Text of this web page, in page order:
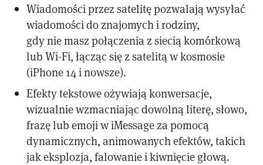
Wiadomości przez satelitę pozwalają wysyłać
wiadomości do znajomych i rodziny,
gdy nie masz połączenia z siecią komórkową
lub Wi-Fi, łącząc się z satelitą w kosmosie
(iPhone 14 i nowsze).
Efekty tekstowe ożywiają konwersacje,
wizualnie wzmacniając dowolną literę, słowo,
frazę lub emoji w iMessage za pomocą
dynamicznych, animowanych efektów, takich
jak eksplozja, falowanie i kiwnięcie głową.